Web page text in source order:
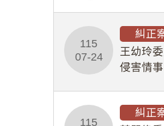
115
07-24
糾正
王幼玲
侵害情
115
糾正